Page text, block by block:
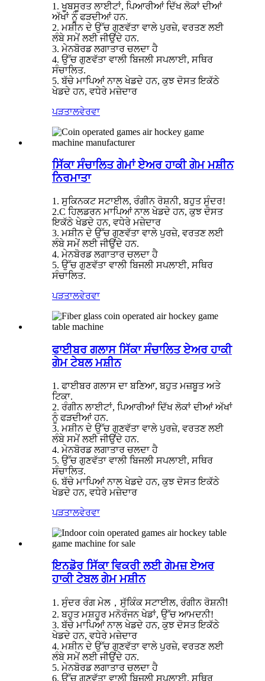
1. ਖੂਬਸੂਰਤ ਲਾਈਟਾਂ, ਪਿਆਰੀਆਂ ਦਿੱਖ ਲੋਕਾਂ ਦੀਆਂ
ਅੱਖਾਂ ਨੂੰ ਫੜਦੀਆਂ ਹਨ.
2. ਮਸ਼ੀਨ ਦੇ ਉੱਚ ਗੁਣਵੱਤਾ ਵਾਲੇ ਪੁਰਜ਼ੇ, ਵਰਤਣ ਲਈ
ਲੰਬੇ ਸਮੇਂ ਲਈ ਜੀਉਂਦੇ ਹਨ.
3. ਮੇਨਬੋਰਡ ਲਗਾਤਾਰ ਚਲਦਾ ਹੈ
4. ਉੱਚ ਗੁਣਵੱਤਾ ਵਾਲੀ ਬਿਜਲੀ ਸਪਲਾਈ, ਸਥਿਰ
ਸੰਚਾਲਿਤ.
5. ਬੱਚੇ ਮਾਪਿਆਂ ਨਾਲ ਖੇਡਦੇ ਹਨ, ਕੁਝ ਦੋਸਤ ਇਕੱਠੇ
ਖੇਡਦੇ ਹਨ, ਵਧੇਰੇ ਮਜ਼ੇਦਾਰ
ਪੜਤਾਲਵੇਰਵਾ
ਸਿੱਕਾ ਸੰਚਾਲਿਤ ਗੇਮਾਂ ਏਅਰ ਹਾਕੀ ਗੇਮ ਮਸ਼ੀਨ
ਨਿਰਮਾਤਾ
1. ਸੁਕਿਨਕਟ ਸਟਾਈਲ, ਰੰਗੀਨ ਰੋਸ਼ਨੀ, ਬਹੁਤ ਸੁੰਦਰ!
2.C ਹਿਲਡਰਨ ਮਾਪਿਆਂ ਨਾਲ ਖੇਡਦੇ ਹਨ, ਕੁਝ ਦੋਸਤ
ਇਕੱਠੇ ਖੇਡਦੇ ਹਨ, ਵਧੇਰੇ ਮਜ਼ੇਦਾਰ
3. ਮਸ਼ੀਨ ਦੇ ਉੱਚ ਗੁਣਵੱਤਾ ਵਾਲੇ ਪੁਰਜ਼ੇ, ਵਰਤਣ ਲਈ
ਲੰਬੇ ਸਮੇਂ ਲਈ ਜੀਉਂਦੇ ਹਨ.
4. ਮੇਨਬੋਰਡ ਲਗਾਤਾਰ ਚਲਦਾ ਹੈ
5. ਉੱਚ ਗੁਣਵੱਤਾ ਵਾਲੀ ਬਿਜਲੀ ਸਪਲਾਈ, ਸਥਿਰ
ਸੰਚਾਲਿਤ.
ਪੜਤਾਲਵੇਰਵਾ
ਫਾਈਬਰ ਗਲਾਸ ਸਿੱਕਾ ਸੰਚਾਲਿਤ ਏਅਰ ਹਾਕੀ
ਗੇਮ ਟੇਬਲ ਮਸ਼ੀਨ
1. ਫਾਈਬਰ ਗਲਾਸ ਦਾ ਬਣਿਆ, ਬਹੁਤ ਮਜ਼ਬੂਤ ​​ਅਤੇ
ਟਿਕਾ.
2. ਰੰਗੀਨ ਲਾਈਟਾਂ, ਪਿਆਰੀਆਂ ਦਿੱਖ ਲੋਕਾਂ ਦੀਆਂ ਅੱਖਾਂ
ਨੂੰ ਫੜਦੀਆਂ ਹਨ.
3. ਮਸ਼ੀਨ ਦੇ ਉੱਚ ਗੁਣਵੱਤਾ ਵਾਲੇ ਪੁਰਜ਼ੇ, ਵਰਤਣ ਲਈ
ਲੰਬੇ ਸਮੇਂ ਲਈ ਜੀਉਂਦੇ ਹਨ.
4. ਮੇਨਬੋਰਡ ਲਗਾਤਾਰ ਚਲਦਾ ਹੈ
5. ਉੱਚ ਗੁਣਵੱਤਾ ਵਾਲੀ ਬਿਜਲੀ ਸਪਲਾਈ, ਸਥਿਰ
ਸੰਚਾਲਿਤ.
6. ਬੱਚੇ ਮਾਪਿਆਂ ਨਾਲ ਖੇਡਦੇ ਹਨ, ਕੁਝ ਦੋਸਤ ਇਕੱਠੇ
ਖੇਡਦੇ ਹਨ, ਵਧੇਰੇ ਮਜ਼ੇਦਾਰ
ਪੜਤਾਲਵੇਰਵਾ
ਇਨਡੋਰ ਸਿੱਕਾ ਵਿਕਰੀ ਲਈ ਗੇਮਜ਼ ਏਅਰ
ਹਾਕੀ ਟੇਬਲ ਗੇਮ ਮਸ਼ੀਨ
1. ਸੁੰਦਰ ਰੰਗ ਮੇਲ ， ਸੁੱਕਿੰਕ ਸਟਾਈਲ, ਰੰਗੀਨ ਰੋਸ਼ਨੀ!
2. ਬਹੁਤ ਮਸ਼ਹੂਰ ਮਨੋਰੰਜਨ ਖੇਡਾਂ, ਉੱਚ ਆਮਦਨੀ!
3. ਬੱਚੇ ਮਾਪਿਆਂ ਨਾਲ ਖੇਡਦੇ ਹਨ, ਕੁਝ ਦੋਸਤ ਇਕੱਠੇ
ਖੇਡਦੇ ਹਨ, ਵਧੇਰੇ ਮਜ਼ੇਦਾਰ
4. ਮਸ਼ੀਨ ਦੇ ਉੱਚ ਗੁਣਵੱਤਾ ਵਾਲੇ ਪੁਰਜ਼ੇ, ਵਰਤਣ ਲਈ
ਲੰਬੇ ਸਮੇਂ ਲਈ ਜੀਉਂਦੇ ਹਨ.
5. ਮੇਨਬੋਰਡ ਲਗਾਤਾਰ ਚਲਦਾ ਹੈ
6. ਉੱਚ ਗੁਣਵੱਤਾ ਵਾਲੀ ਬਿਜਲੀ ਸਪਲਾਈ, ਸਥਿਰ